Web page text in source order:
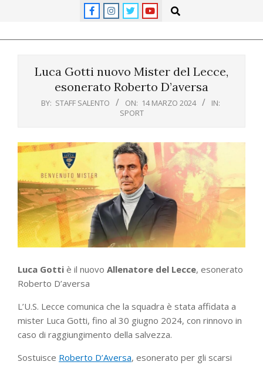
Search
Luca Gotti nuovo Mister del Lecce,
esonerato Roberto D’aversa
BY: STAFF SALENTO ON: 14 MARZO 2024
IN:
SPORT
Luca Gotti è il nuovo Allenatore del Lecce, esonerato
Roberto D’aversa
L’U.S. Lecce comunica che la squadra è stata affidata a
mister Luca Gotti, fino al 30 giugno 2024, con rinnovo in
caso di raggiungimento della salvezza.
Sostuisce Roberto D’Aversa, esonerato per gli scarsi